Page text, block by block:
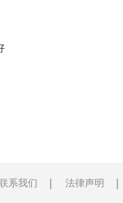
系我们 法律声明